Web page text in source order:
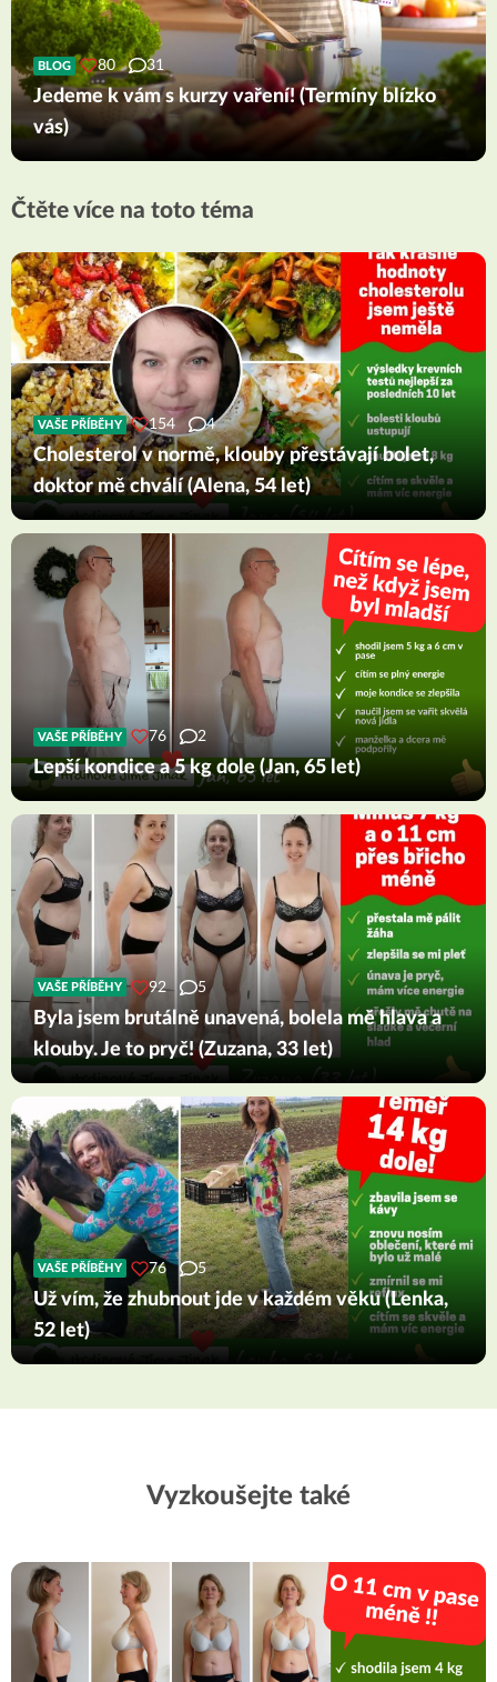
BLOG 80 31
Jedeme k vám s kurzy vaření! (Termíny blízko
vás)
Čtěte více na toto téma
VAŠE PŘÍBĚHY 154 4
Cholesterol v normě, klouby přestávají bolet,
doktor mě chválí (Alena, 54 let)
VAŠE PŘÍBĚHY 76 2
Lepší kondice a 5 kg dole (Jan, 65 let)
VAŠE PŘÍBĚHY 92 5
Byla jsem brutálně unavená, bolela mě hlava a
klouby. Je to pryč! (Zuzana, 33 let)
VAŠE PŘÍBĚHY 76 5
Už vím, že zhubnout jde v každém věku (Lenka,
52 let)
Vyzkoušejte také